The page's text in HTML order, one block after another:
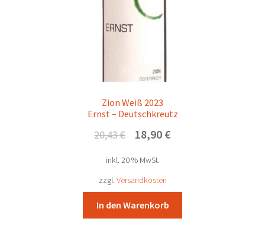
Zion Weiß 2023
Ernst – Deutschkreutz
20,43€
Ursprünglicher
war:
20,43 €
18,90 €Aktueller
inkl. 20 % MwSt.
zzgl. Versandkosten
In den Warenkorb